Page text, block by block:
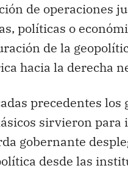
de operaciones
políticas o
de la
hacia la derecha
precedentes los
sirvieron para
gobernante
desde las